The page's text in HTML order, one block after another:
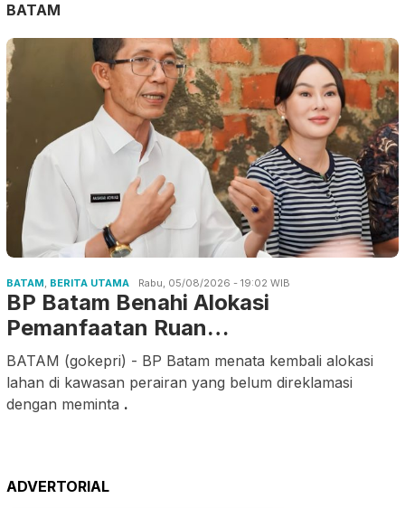
BATAM
BATAM, BERITA UTAMA Rabu, 05/08/2026 - 19:02 WIB
BP Batam Benahi Alokasi
Pemanfaatan Ruan…
BATAM (gokepri) - BP Batam menata kembali alokasi
lahan di kawasan perairan yang belum direklamasi
dengan meminta .
ADVERTORIAL